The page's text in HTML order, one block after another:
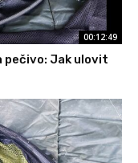
00:12:49
pečivo: Jak ulovit